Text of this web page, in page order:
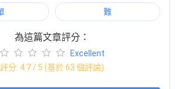
難
為這篇文章評分：
Excellent
評分: 4.7/ 5 (基於63 個評論)